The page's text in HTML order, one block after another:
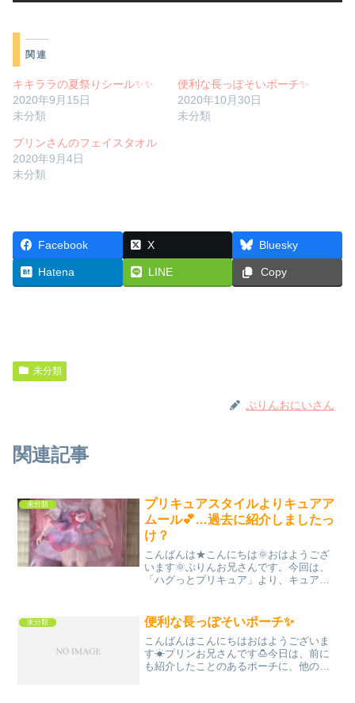
関連
キキララの夏祭りシール✨✨
2020年9月15日
未分類
便利な長っぽそいポーチ✨
2020年10月30日
未分類
プリンさんのフェイスタオル
2020年9月4日
未分類
Facebook X Bluesky
Hatena LINE Copy
未分類
ぷりんおにいさん
関連記事
未分類
プリキュアスタイルよりキュアア
ムール💕…過去に紹介しましたっ
け？
こんばんは★こんにちは🌞おはようござ
います🌞ぷりんお兄さんです。今回は、
「ハグっとプリキュア」より、キュアア
ませんが…流し見でもしていただけた
ら、うれしいです✨↓こちら...
未分類 便利な長っぽそいポーチ✨
こんばんはこんにちはおはようございま
す☀プリンお兄さんです🍮今日は、前に
も紹介したことのあるポーチに、他の便